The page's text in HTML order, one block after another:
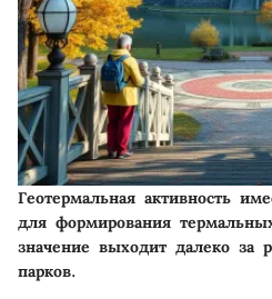
Геотермальная активность
для формирования
значение выходит далеко за
парков.